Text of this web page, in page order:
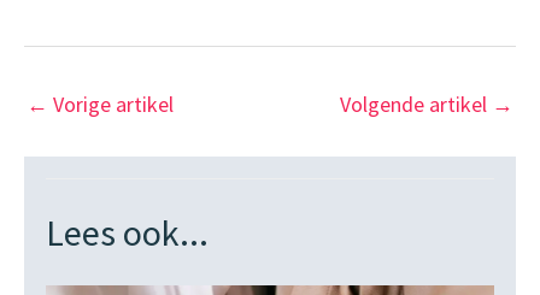
← Vorige artikel Volgende artikel →
Lees ook...